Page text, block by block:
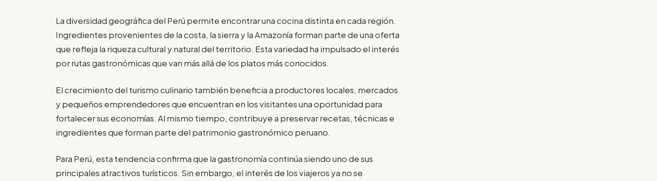
La diversidad geográfica del Perú permite encontrar una cocina distinta en cada región.
Ingredientes provenientes de la costa, la sierra y la Amazonía forman parte de una oferta
que refleja la riqueza cultural y natural del territorio. Esta variedad ha impulsado el interés
por rutas gastronómicas que van más allá de los platos más conocidos.
El crecimiento del turismo culinario también beneficia a productores locales, mercados
y pequeños emprendedores que encuentran en los visitantes una oportunidad para
fortalecer sus economías. Al mismo tiempo, contribuye a preservar recetas, técnicas e
ingredientes que forman parte del patrimonio gastronómico peruano.
Para Perú, esta tendencia confirma que la gastronomía continúa siendo uno de sus
principales atractivos turísticos. Sin embargo, el interés de los viajeros ya no se